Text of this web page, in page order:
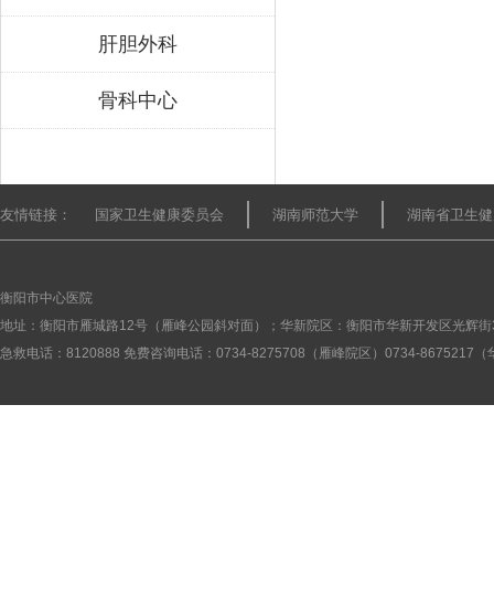
肝胆外科
骨科中心
友情链接： 国家卫生健康委员会 湖南师范大学 湖南省卫生
衡阳市中心医院
地址：衡阳市雁城路12号（雁峰公园斜对面）；华新院区：衡阳市华新开发区光辉
急救电话：8120888 免费咨询电话：0734-8275708（雁峰院区）0734-8675217（